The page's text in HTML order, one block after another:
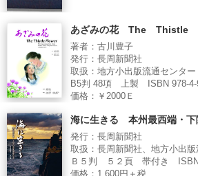
あざみの花 The Thistle
著者：古川豊子
発行：長周新聞社
取扱：地方小出版流通センター
B5判 48項 上製 ISBN 978-4-
価格：￥2000Ｅ
海に生きる 本州最西端・下
発行：長周新聞社
取扱：長周新聞社、地方小出
Ｂ５判 ５２頁 帯付き ISBN
価格：1,600円＋税